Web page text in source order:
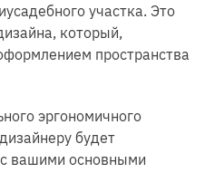
участка. Это
который,
пространства
эргономичного
будет
вашими основными